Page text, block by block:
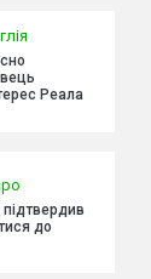
Реала
до